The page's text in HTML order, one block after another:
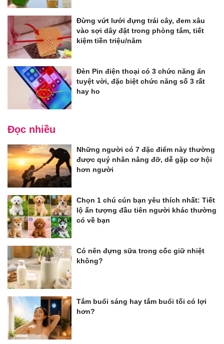
Đừng vứt lưới đựng trái cây, đem xâu
vào sợi dây đặt trong phòng tắm, tiết
kiệm tiền triệu/năm
Đèn Pin điện thoại có 3 chức năng ẩn
tuyệt vời, đặc biệt chức năng số 3 rất
hay ho
Đọc nhiều
Những người có 7 đặc điểm này thường
được quý nhân nâng đỡ, dễ gặp cơ hội
hơn người
Chọn 1 chú cún bạn yêu thích nhất: Tiết
lộ ấn tượng đầu tiên người khác thường
có về bạn
Có nên đựng sữa trong cốc giữ nhiệt
không?
Tắm buổi sáng hay tắm buổi tối có lợi
hơn?